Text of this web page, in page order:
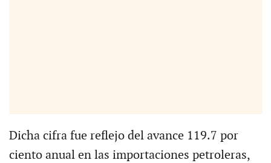
Dicha cifra fue reflejo del avance 119.7 por
ciento anual en las importaciones petroleras,